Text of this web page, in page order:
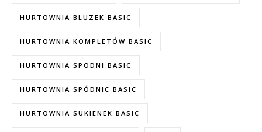
HURTOWNIA BLUZEK BASIC
HURTOWNIA KOMPLETÓW BASIC
HURTOWNIA SPODNI BASIC
HURTOWNIA SPÓDNIC BASIC
HURTOWNIA SUKIENEK BASIC